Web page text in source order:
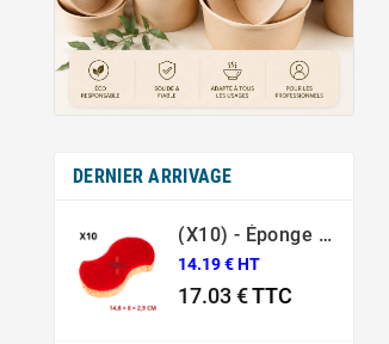
DERNIER ARRIVAGE
(X10) - Éponge Grattante Ergonomique Rouge Sponrex 92
14.19 € HT
17.03 €TTC